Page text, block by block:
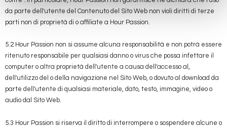
da parte dell'utente del Contenuto del Sito Web non violi diritti di terze
parti non di proprietà di o affiliate a Hour Passion.
5.2 Hour Passion non si assume alcuna responsabilità e non potrà essere
ritenuto responsabile per qualsiasi danno o virus che possa infettare il
computer o altra proprietà dell'utente a causa dell'accesso al,
dell'utilizzo del o della navigazione nel Sito Web, o dovuto al download da
parte dell'utente di qualsiasi materiale, dato, testo, immagine, video o
audio dal Sito Web.
5.3 Hour Passion si riserva il diritto di interrompere o sospendere alcune o